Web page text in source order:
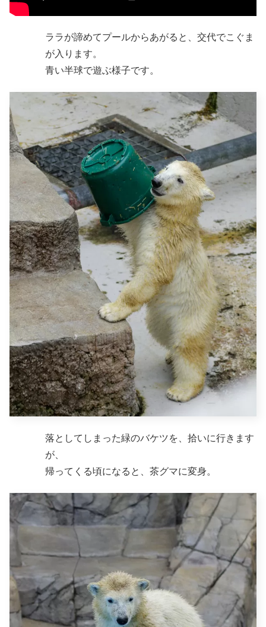
ララが諦めてプールからあがると、交代でこぐま
が入ります。
青い半球で遊ぶ様子です。
落としてしまった緑のバケツを、拾いに行きます
が、
帰ってくる頃になると、茶グマに変身。